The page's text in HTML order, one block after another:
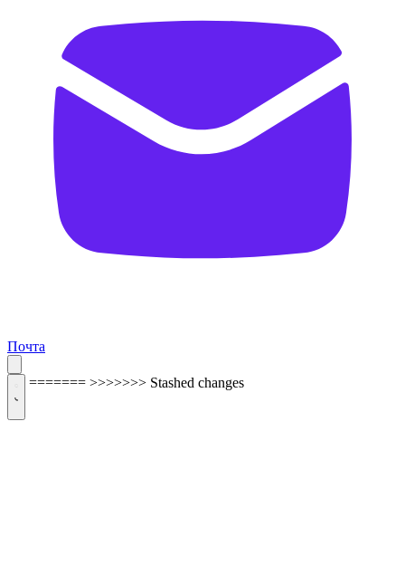
Почта
======= >>>>>>> Stashed changes